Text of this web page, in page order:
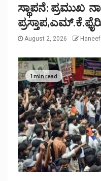
ಸ್ಥಾಪನೆ: ಪ್ರಮುಖ
August 2, 2026
1 min read